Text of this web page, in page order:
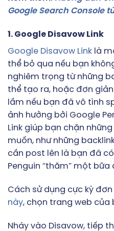
Google Search Console
1. Google Disavow Link
Google Disavow Link là
thể bỏ qua nếu bạn
nghiêm trọng từ những
thể tạo ra, hoặc đơn
lầm nếu bạn đã vô tình
ảnh hưởng bởi Google
Link giúp bạn chặn
muốn, như những
cần post lên là bạn đã
Penguin “thăm” một bữa
Cách sử dụng cực kỳ
này, chọn trang web của
Nháy vào Disavow, tiếp